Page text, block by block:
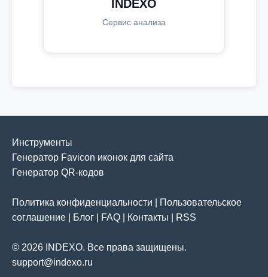
INDEXO
Сервис анализа
Инструменты
Генератор Favicon иконок для сайта
Генератор QR-кодов
Политика конфиденциальности
Пользовательское
соглашение
Блог FAQ Контакты RSS
© 2026 INDEXO. Все права защищены.
support@indexo.ru